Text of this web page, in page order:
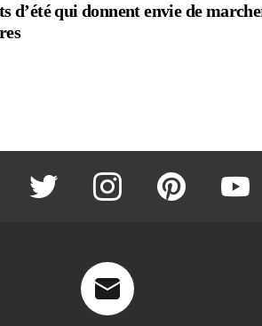
d’été qui donnent envie de
twitter instagram pinterest